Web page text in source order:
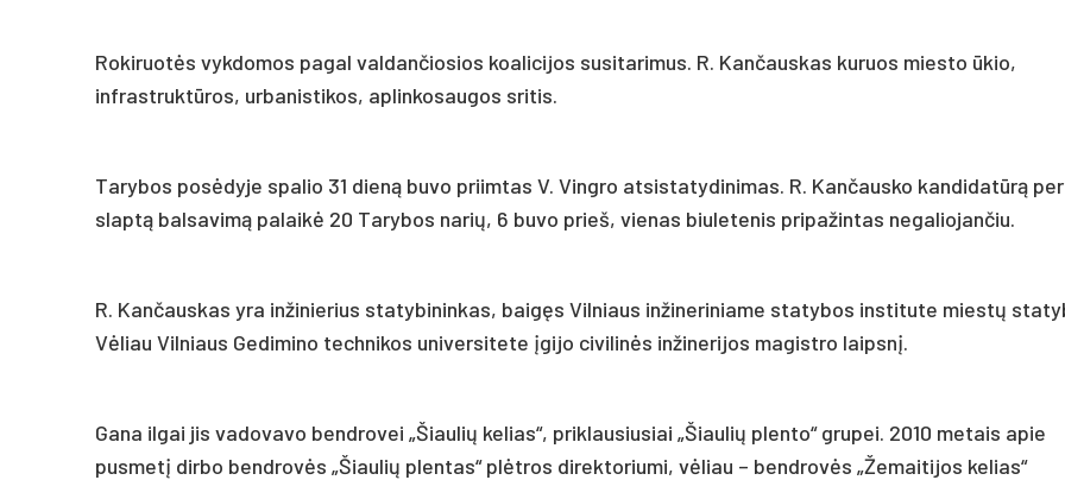
Rokiruotės vykdomos pagal valdančiosios koalicijos susitarimus. R. Kančauskas kuruos miesto ūkio,
infrastruktūros, urbanistikos, aplinkosaugos sritis.
Tarybos posėdyje spalio 31 dieną buvo priimtas V. Vingro atsistatydinimas. R. Kančausko kandidatūrą per
slaptą balsavimą palaikė 20 Tarybos narių, 6 buvo prieš, vienas biuletenis pripažintas negaliojančiu.
R. Kančauskas yra inžinierius statybininkas, baigęs Vilniaus inžineriniame statybos institute miestų
Vėliau Vilniaus Gedimino technikos universitete įgijo civilinės inžinerijos magistro laipsnį.
Gana ilgai jis vadovavo bendrovei „Šiaulių kelias“, priklausiusiai „Šiaulių plento“ grupei. 2010 metais apie
pusmetį dirbo bendrovės „Šiaulių plentas“ plėtros direktoriumi, vėliau – bendrovės „Žemaitijos kelias“